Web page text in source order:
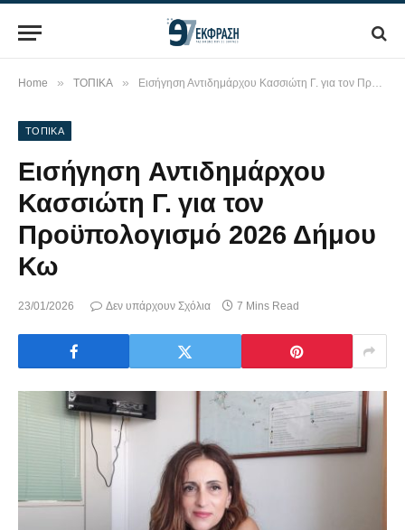
Home » ΤΟΠΙΚΑ » Εισήγηση Αντιδημάρχου Κασσιώτη Γ. για τον Προϋπολογισμό 2026 Δήμου Κω
ΤΟΠΙΚΑ
Εισήγηση Αντιδημάρχου
Κασσιώτη Γ. για τον
Προϋπολογισμό 2026 Δήμου
Κω
23/01/2026 Δεν υπάρχουν Σχόλια 7 Mins Read